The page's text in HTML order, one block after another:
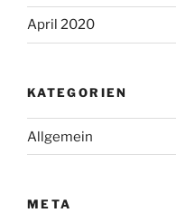
April 2020
KATEGORIEN
Allgemein
META